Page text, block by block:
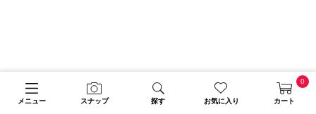
メニュー スナップ 探す お気に入り カート
0